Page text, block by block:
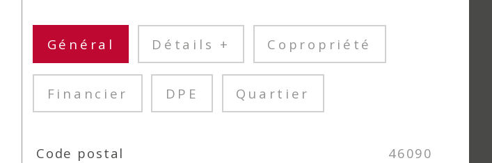
Général Détails + Copropriété
Financier DPE Quartier
TRAD_SIROCCO_Caracteristique
Code postal 46090